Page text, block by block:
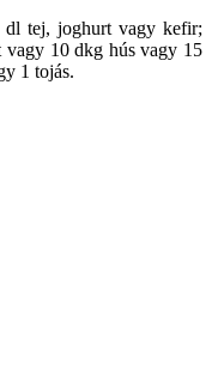
dl tej, joghurt vagy kefir;
10 dkg hús vagy 15
1 tojás.